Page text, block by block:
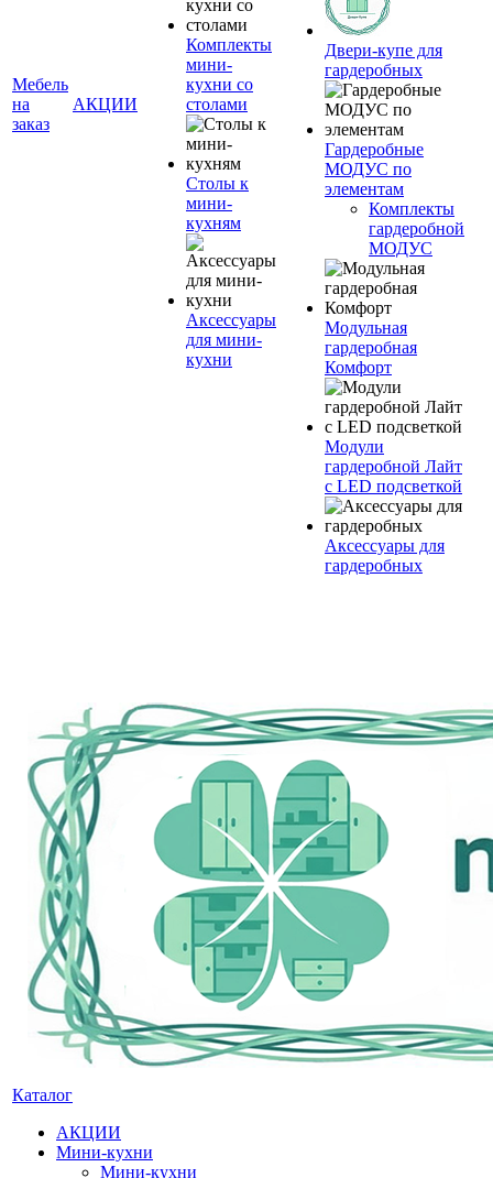
Мебель
на
заказ
АКЦИИ
Комплекты
мини-
кухни со
столами
Столы к
мини-
кухням
Аксессуары
для мини-
кухни
Двери-купе для
гардеробных
Гардеробные
МОДУС по
элементам
Комплекты
гардеробной
МОДУС
Модульная
гардеробная
Комфорт
Модули
гардеробной Лайт
с LED подсветкой
Аксессуары для
гардеробных
Каталог
АКЦИИ
Мини-кухни
Мини-кухни